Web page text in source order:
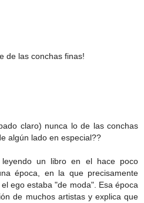
de las conchas finas!
claro) nunca lo de las conchas
algún lado en especial??
leyendo un libro en el hace poco
época, en la que precisamente
ego estaba "de moda". Esa época
de muchos artistas y explica que